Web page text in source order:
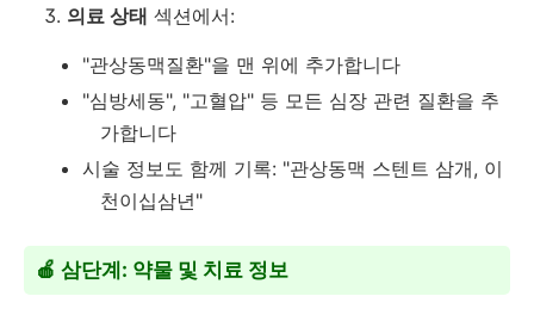
의료 상태 섹션에서:
"관상동맥질환"을 맨 위에 추가합니다
"심방세동", "고혈압" 등 모든 심장 관련 질환을 추
가합니다
시술 정보도 함께 기록: "관상동맥 스텐트 삼개, 이
천이십삼년"
🍎 삼단계: 약물 및 치료 정보